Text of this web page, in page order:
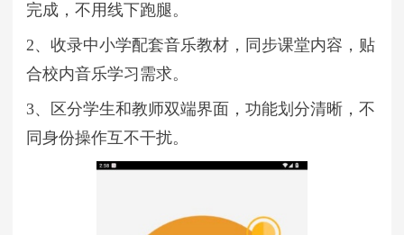
完成，不用线下跑腿。
2、收录中小学配套音乐教材，同步课堂内容，贴
合校内音乐学习需求。
3、区分学生和教师双端界面，功能划分清晰，不
同身份操作互不干扰。